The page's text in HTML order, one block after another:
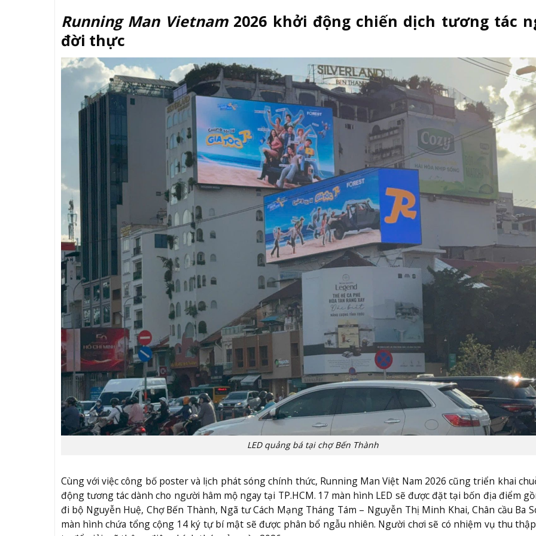
Running Man Vietnam2026 khởi động chiến dịch tương tác
đời thực
LED quảng bá tại chợ Bến Thành
Cùng với việc công bố poster và lịch phát sóng chính thức, Running Man Việt Nam 2026 cũng triển khai
động tương tác dành cho người hâm mộ ngay tại TP.HCM. 17 màn hình LED sẽ được đặt tại bốn địa điểm
đi bộ Nguyễn Huệ, Chợ Bến Thành, Ngã tư Cách Mạng Tháng Tám – Nguyễn Thị Minh Khai, Chân cầu Ba
màn hình chứa tổng cộng 14 ký tự bí mật sẽ được phân bổ ngẫu nhiên. Người chơi sẽ có nhiệm vụ thu